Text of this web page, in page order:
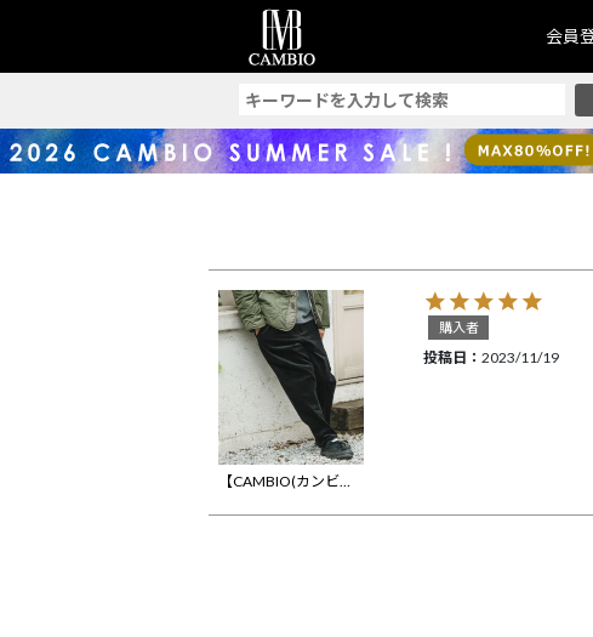
会員
【CAMBIO(カンビオ)】Middle Wale Corduroy Stretch Soft Sarrouel Tapered Pants テーパードパンツ(A22-703cmb)
購入者
投稿日 2023/11/19